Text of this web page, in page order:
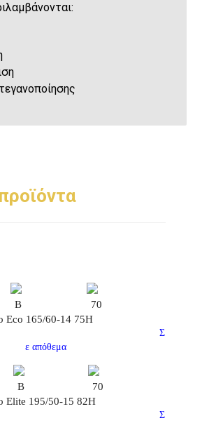
B
70
Eco 165/60-14 75H
Σ
ε απόθεμα
B
70
Elite 195/50-15 82H
Σ